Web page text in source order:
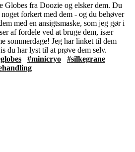
Globes fra Doozie og elsker dem. Du
forkert med dem - og du behøver
med en ansigtsmaske, som jeg gør i
af fordele ved at bruge dem, især
sommerdage! Jeg har linket til dem
du har lyst til at prøve dem selv.
#minicryo
#silkegrane